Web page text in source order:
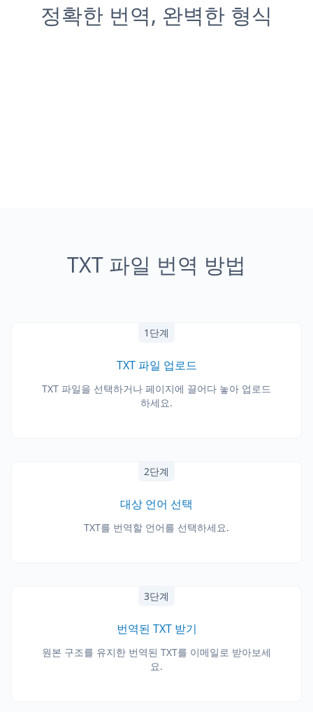
정확한 번역, 완벽한 형식
TXT 파일 번역 방법
1단계
TXT 파일 업로드
TXT 파일을 선택하거나 페이지에 끌어다 놓아 업로드
하세요.
2단계
대상 언어 선택
TXT를 번역할 언어를 선택하세요.
3단계
번역된 TXT 받기
원본 구조를 유지한 번역된 TXT를 이메일로 받아보세
요.